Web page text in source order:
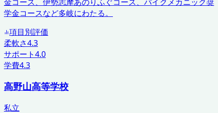
学金コースなど多岐にわたる。
項目別評価
柔軟さ4.3
サポート4.0
学費4.3
高野山高等学校
私立